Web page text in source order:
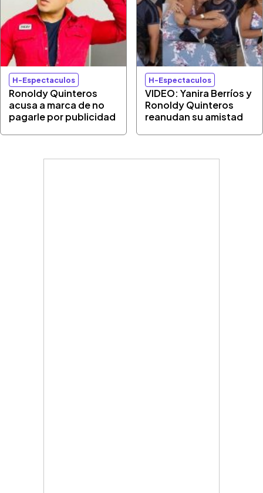
H-Espectaculos
Ronoldy Quinteros
acusa a marca de no
pagarle por publicidad
H-Espectaculos
VIDEO: Yanira Berríos y
Ronoldy Quinteros
reanudan su amistad